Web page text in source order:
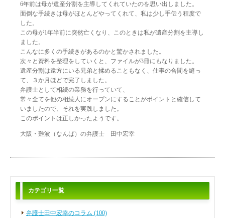
6年前は母が遺産分割を主導してくれていたのを思い出しました。
面倒な手続きは母がほとんどやってくれて、私は少し手伝う程度で
した。
この母が1年半前に突然亡くなり、このときは私が遺産分割を主導し
ました。
こんなに多くの手続きがあるのかと驚かされました。
次々と資料を整理をしていくと、ファイルが3冊にもなりました。
遺産分割は遠方にいる兄弟と揉めることもなく、仕事の合間を縫っ
て、３か月ほどで完了しました。
弁護士として相続の業務を行っていて、
常々全てを他の相続人にオープンにすることがポイントと確信して
いましたので、それを実践しました。
このポイントは正しかったようです。
大阪・難波（なんば）の弁護士 田中宏幸
カテゴリ一覧
弁護士田中宏幸のコラム (100)